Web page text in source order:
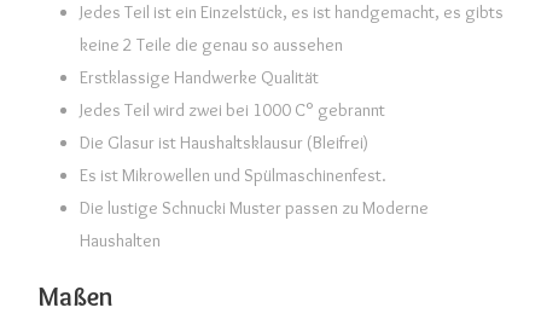
Jedes Teil ist ein Einzelstück, es ist handgemacht, es gibts
keine 2 Teile die genau so aussehen
Erstklassige Handwerke Qualität
Jedes Teil wird zwei bei 1000 C° gebrannt
Die Glasur ist Haushaltsklausur (Bleifrei)
Es ist Mikrowellen und Spülmaschinenfest.
Die lustige Schnucki Muster passen zu Moderne
Haushalten
Maßen